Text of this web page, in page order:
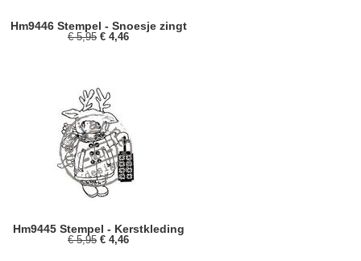
Hm9446 Stempel - Snoesje zingt
€ 5,95 € 4,46
Hm9445 Stempel - Kerstkleding
€ 5,95 € 4,46